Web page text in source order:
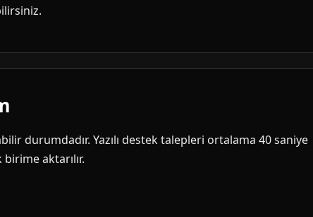
durumdadır. Yazılı destek talepleri ortalama 40 saniye
aktarılır.